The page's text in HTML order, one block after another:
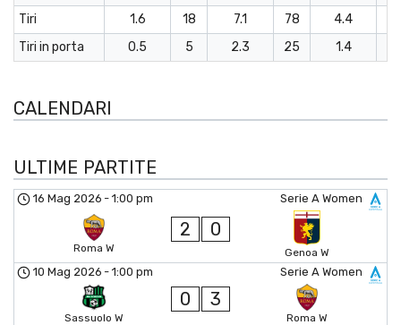
Tiri
1.6 18 7.1 78 4.4
Tiri in porta
0.5 5 2.3 25 1.4
CALENDARI
ULTIME PARTITE
Serie A Women
16 Mag 2026 - 1:00 pm
Roma W
2 0
Genoa W
Serie A Women
10 Mag 2026 - 1:00 pm
Sassuolo W
0 3
Roma W